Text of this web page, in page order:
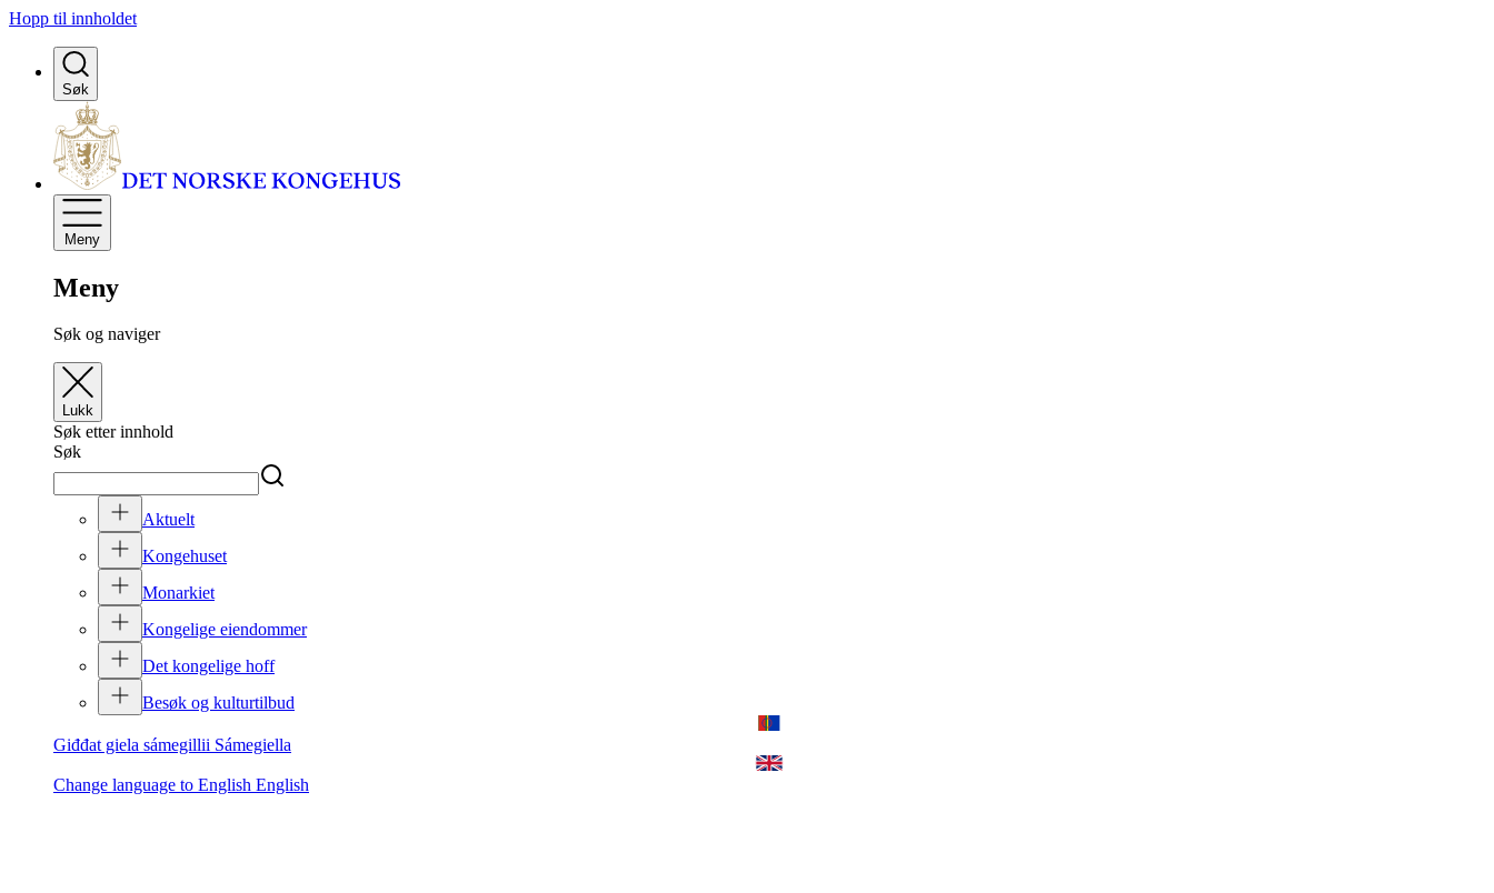
Hopp til innholdet
Søk
Meny
Meny
Søk og naviger
Lukk
Søk etter innhold
Søk
Aktuelt
Kongehuset
Monarkiet
Kongelige eiendommer
Det kongelige hoff
Besøk og kulturtilbud
Giđđat giela sámegillii Sámegiella
Change language to English English